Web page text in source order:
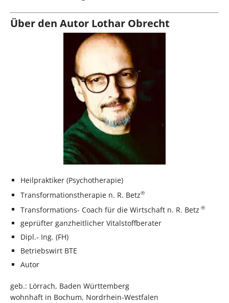
Über den Autor Lothar Obrecht
Heilpraktiker (Psychotherapie)
Transformationstherapie n. R. Betz®
Transformations- Coach für die Wirtschaft n. R. Betz ®
geprüfter ganzheitlicher Vitalstoffberater
Dipl.- Ing. (FH)
Betriebswirt BTE
Autor
geb.: Lörrach, Baden Württemberg
wohnhaft in Bochum, Nordrhein-Westfalen